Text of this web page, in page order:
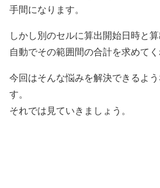
手間になります。
しかし別のセルに算出開始日時と
自動でその範囲間の合計を求めてく
今回はそんな悩みを解決できるよ
す。
それでは見ていきましょう。